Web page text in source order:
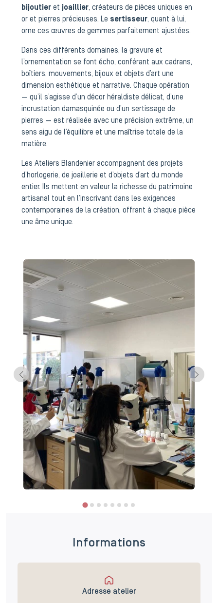
bijoutier et joaillier, créateurs de pièces uniques en
or et pierres précieuses. Le sertisseur, quant à lui,
orne ces œuvres de gemmes parfaitement ajustées.
Dans ces différents domaines, la gravure et
l’ornementation se font écho, conférant aux cadrans,
boîtiers, mouvements, bijoux et objets d’art une
dimension esthétique et narrative. Chaque opération
— qu’il s’agisse d’un décor héraldiste délicat, d’une
incrustation damasquinée ou d’un sertissage de
pierres — est réalisée avec une précision extrême, un
sens aigu de l’équilibre et une maîtrise totale de la
matière.
Les Ateliers Blandenier accompagnent des projets
d’horlogerie, de joaillerie et d’objets d’art du monde
entier. Ils mettent en valeur la richesse du patrimoine
artisanal tout en l’inscrivant dans les exigences
contemporaines de la création, offrant à chaque pièce
une âme unique.
Informations
Adresse atelier